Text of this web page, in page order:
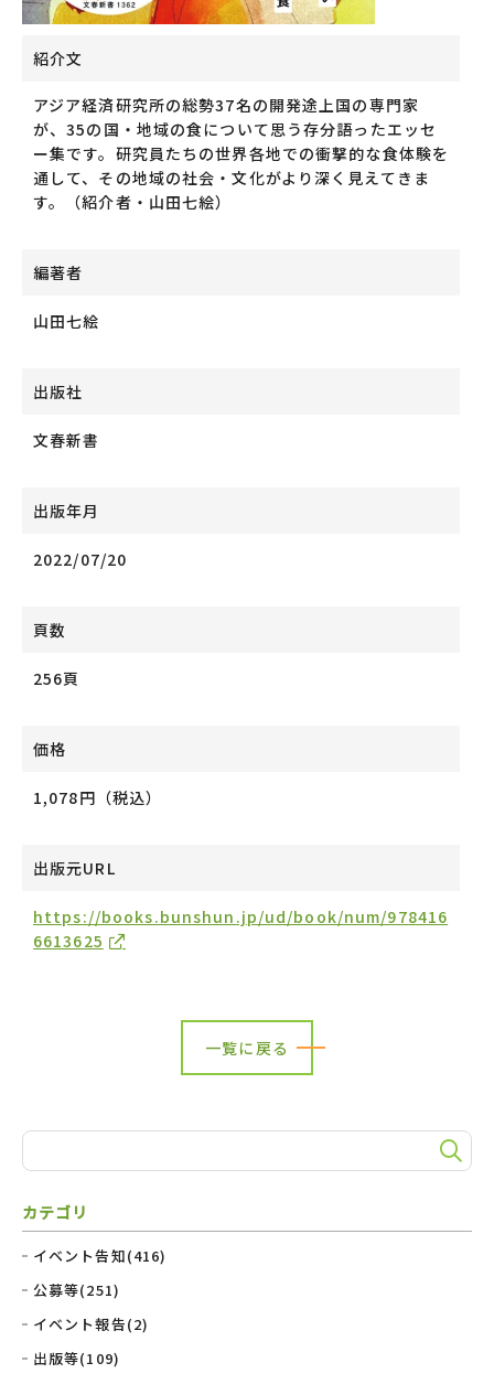
紹介文
アジア経済研究所の総勢37名の開発途上国の専門家
が、35の国・地域の食について思う存分語ったエッセ
ー集です。研究員たちの世界各地での衝撃的な食体験を
通して、その地域の社会・文化がより深く見えてきま
す。
（紹介者・ 山田七絵）
編著者
山田七絵
出版社
文春新書
出版年月
2022/07/20
頁数
256頁
価格
1,078円（税込）
出版元URL
https://books.bunshun.jp/ud/book/num/978416
6613625
一覧に戻る
カテゴリ
イベント告知(416)
公募等(251)
イベント報告(2)
出版等(109)